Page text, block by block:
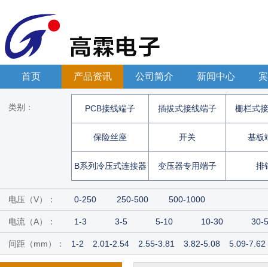
首页 产品资讯 公司简介 新闻中心
类别： PCB接线端子 插拔式接线端子 栅栏式
保险丝座 开关 基板
B系列冷压式连接器 变压器专用端子 排
电压（V）： 0 250 250 500 500 1000
电流（A）： 1 3 3 5 5 10 10 30 30
间距（mm）： 1 2 2.01 2.54 2.55 3.81 3.82 5.08 5.09 7.62